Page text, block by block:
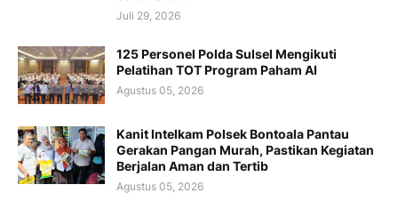
Juli 29, 2026
125 Personel Polda Sulsel Mengikuti
Pelatihan TOT Program Paham AI
Agustus 05, 2026
Kanit Intelkam Polsek Bontoala Pantau
Gerakan Pangan Murah, Pastikan Kegiatan
Berjalan Aman dan Tertib
Agustus 05, 2026